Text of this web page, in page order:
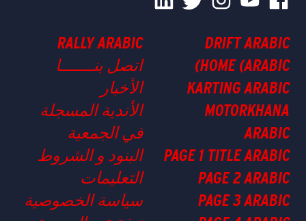
DRIFT ARABIC
HOME (ARABIC)
KARTING ARABIC
MOTORKHANA
ARABIC
PAGE 1 TITLE ARABIC
PAGE 2 ARABIC
PAGE 3 ARABIC
RALLY ARABIC
اتصل بنـــــــا
الأخبار
الأندية المسجلة
في الجمعية
البنود و الشروط
التعليمات
سياسة الخصوصية